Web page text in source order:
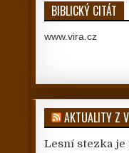
BIBLICKÝ CITÁT
www.vira.cz
AKTUALITY Z
Lesní stezka je